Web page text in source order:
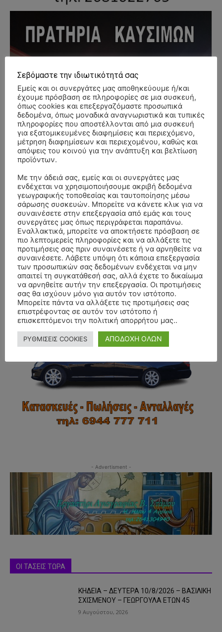
- Advertisment -
- Advertisment -
ΟΙ ΤΑΣΕΙΣ ΤΩΡΑ
ΚΗΔΕΙΑ – ΔΕΥΤΕΡΑ 10/8/2026 – ΒΑΣΙΛΙΚΗ
ΣΧΙΣΜΕΝΟΥ – ΓΕΩΡΓΟΥΛΑ ΕΤΩΝ 45
9 Αυγούστου, 2026
Σεβόμαστε την ιδιωτικότητά σας
Εμείς και οι συνεργάτες μας αποθηκεύουμε ή/και
έχουμε πρόσβαση σε πληροφορίες σε μια συσκευή,
όπως cookies και επεξεργαζόμαστε προσωπικά
δεδομένα, όπως μοναδικά αναγνωριστικά και τυπικές
πληροφορίες που αποστέλλονται από μια συσκευή
για εξατομικευμένες διαφημίσεις και περιεχόμενο,
μέτρηση διαφημίσεων και περιεχομένου, καθώς και
απόψεις του κοινού για την ανάπτυξη και βελτίωση
προϊόντων.
Με την άδειά σας, εμείς και οι συνεργάτες μας
ενδέχεται να χρησιμοποιήσουμε ακριβή δεδομένα
γεωγραφικής τοποθεσίας και ταυτοποίησης μέσω
σάρωσης συσκευών. Μπορείτε να κάνετε κλικ για να
συναινέσετε στην επεξεργασία από εμάς και τους
συνεργάτες μας όπως περιγράφεται παραπάνω.
Εναλλακτικά, μπορείτε να αποκτήσετε πρόσβαση σε
πιο λεπτομερείς πληροφορίες και να αλλάξετε τις
προτιμήσεις σας πριν συναινέσετε ή να αρνηθείτε να
συναινέσετε. Λάβετε υπόψη ότι κάποια επεξεργασία
των προσωπικών σας δεδομένων ενδέχεται να μην
απαιτεί τη συγκατάθεσή σας, αλλά έχετε το δικαίωμα
να αρνηθείτε αυτήν την επεξεργασία. Οι προτιμήσεις
σας θα ισχύουν μόνο για αυτόν τον ιστότοπο.
Μπορείτε πάντα να αλλάξετε τις προτιμήσεις σας
επιστρέφοντας σε αυτόν τον ιστότοπο ή
επισκεπτόμενοι την πολιτική απορρήτου μας..
ΡΥΘΜΙΣΕΙΣ COOKIES ΑΠΟΔΟΧΗ ΟΛΩΝ